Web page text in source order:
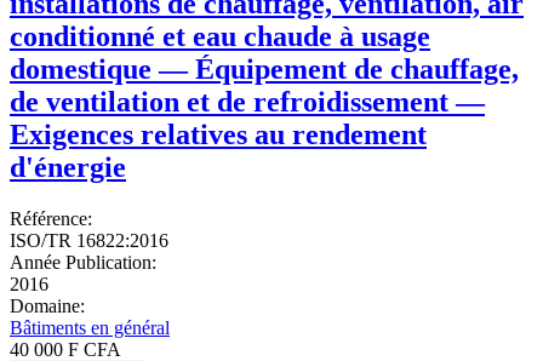
conditionné et eau chaude à usage
domestique — Équipement de chauffage,
de ventilation et de refroidissement —
Exigences relatives au rendement
d'énergie
Référence:
ISO/TR 16822:2016
Année Publication:
2016
Domaine:
Bâtiments en général
40 000 F CFA